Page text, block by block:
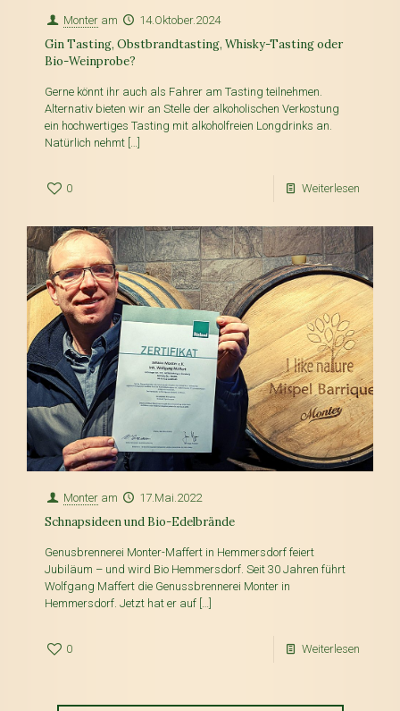
Monter am 14.Oktober.2024
Gin Tasting, Obstbrandtasting, Whisky-Tasting oder
Bio-Weinprobe?
Gerne könnt ihr auch als Fahrer am Tasting teilnehmen.
Alternativ bieten wir an Stelle der alkoholischen Verkostung
ein hochwertiges Tasting mit alkoholfreien Longdrinks an.
Natürlich nehmt […]
0 Weiterlesen
Monter am 17.Mai.2022
Schnapsideen und Bio-Edelbrände
Genusbrennerei Monter-Maffert in Hemmersdorf feiert
Jubiläum – und wird Bio Hemmersdorf. Seit 30 Jahren führt
Wolfgang Maffert die Genussbrennerei Monter in
Hemmersdorf. Jetzt hat er auf […]
0 Weiterlesen